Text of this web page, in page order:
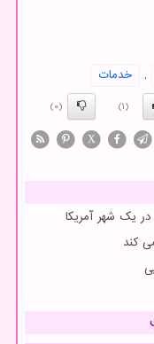
,
خدمات
(1)
(0)
X
یک شهر آمریکا
کند